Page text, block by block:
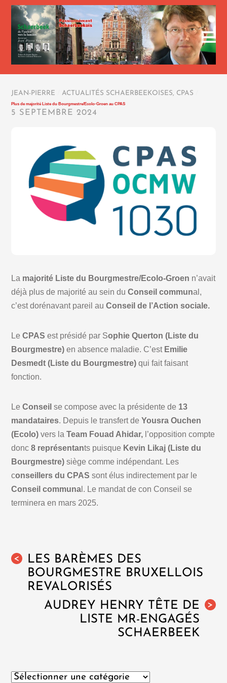
JEAN-PIERRE ACTUALITÉS SCHAERBEEKOISES, CPAS
Plus de majorité Liste du Bourgmestre/Ecolo-Groen au CPAS
5 SEPTEMBRE 2024
La majorité Liste du Bourgmestre/Ecolo-Groen n’avait
déjà plus de majorité au sein duConseil communal,
c’est dorénavant pareil auConseil de l’Action sociale.
Le CPAS est présidé par Sophie Querton (Liste du
Bourgmestre) en absence maladie. C’est Emilie
Desmedt (Liste du Bourgmestre) qui fait faisant
fonction.
LeConseil se compose avec la présidente de 13
mandataires. Depuis le transfert deYousra Ouchen
(Ecolo) vers laTeam Fouad Ahidar, l’opposition compte
donc8 représentants puisque Kevin Likaj (Liste du
Bourgmestre) siège comme indépendant. Les
conseillers du CPAS sont élus indirectement par le
Conseil communa l. Le mandat de con Conseil se
terminera en mars 2025.
<
LES BARÈMES DES
BOURGMESTRE BRUXELLOIS
REVALORISÉS
>
AUDREY HENRY TÊTE DE
LISTE MR-ENGAGÉS
SCHAERBEEK
Catégories